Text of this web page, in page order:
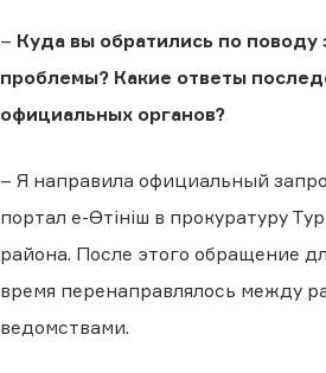
– Куда вы обратились по поводу
проблемы? Какие ответы
официальных органов?
– Я направила официальный
портал e-Өтініш в прокуратуру
района. После этого обращение
время перенаправлялось между
ведомствами.